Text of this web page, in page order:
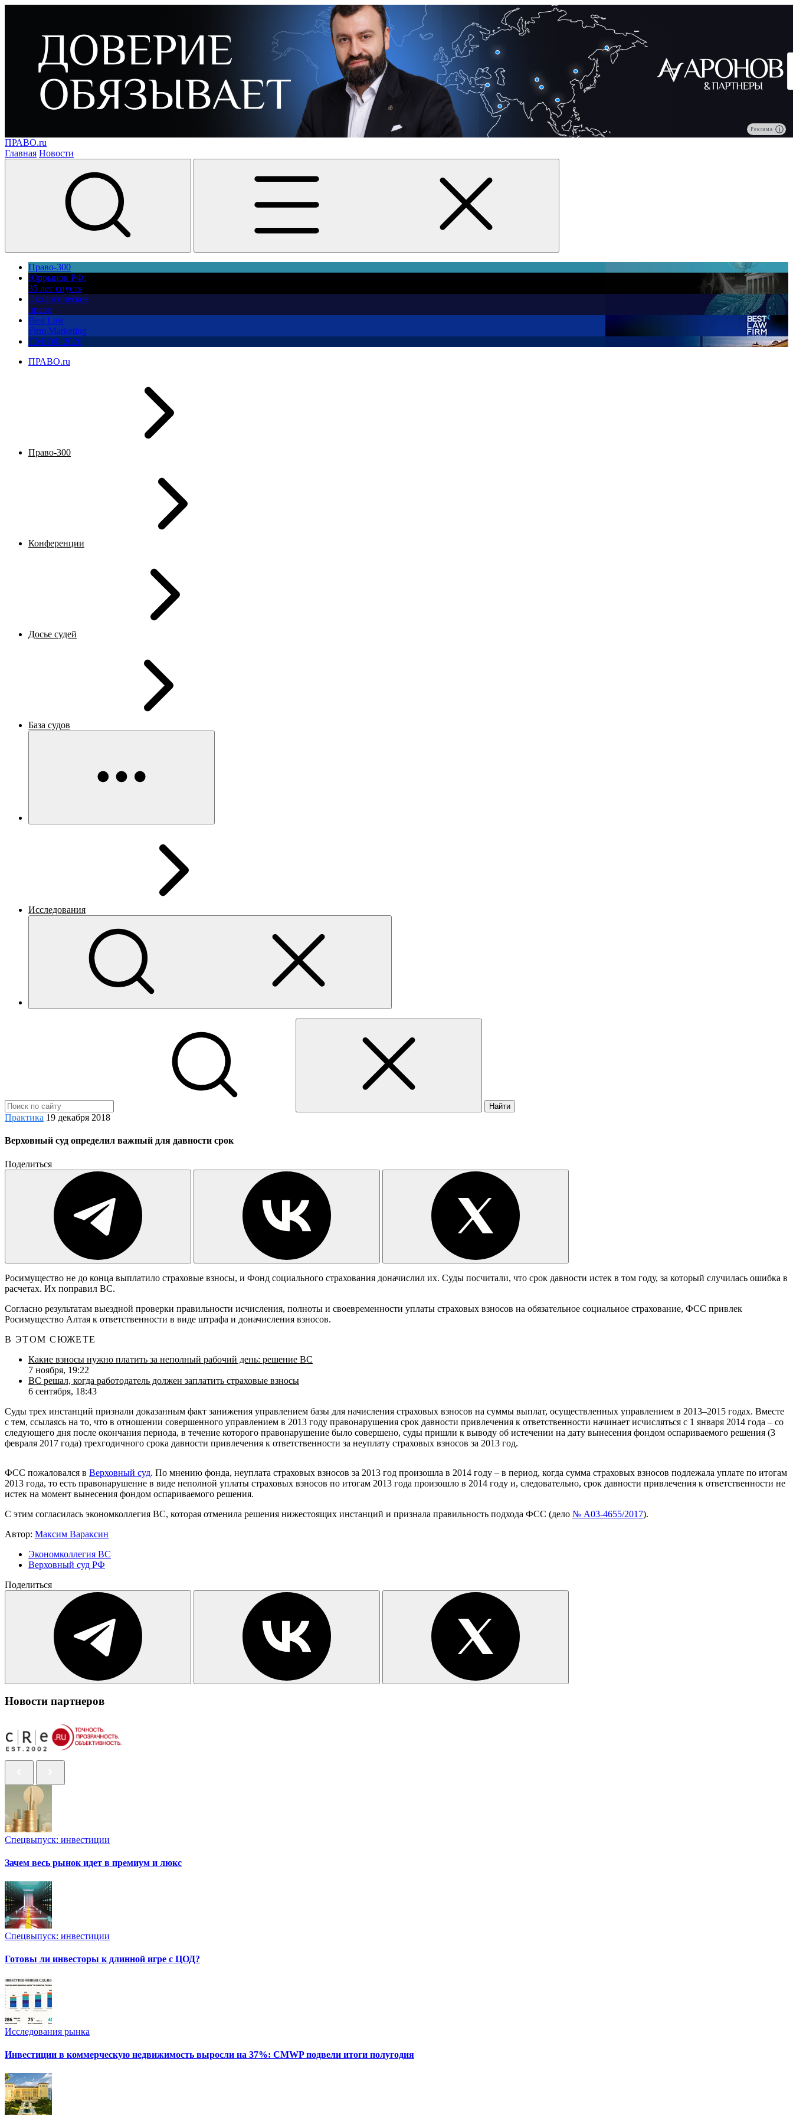
Реклама
ПРАВО.ru
Главная Новости
Право-300
Юррынок РФ:
35 лет спустя
Экологическое
право
Best Law
Firm Marketing
ПМЮФ 2026
ПРАВО.ru
Право-300
Конференции
Досье судей
База судов
Исследования
Найти
Практика 19 декабря 2018
Верховный суд определил важный для давности срок
Поделиться
Росимущество не до конца выплатило страховые взносы, и Фонд социального страхования доначислил их. Суды посчитали, что срок давности истек в том году, за который случилась ошибка в
расчетах. Их поправил ВС.
Согласно результатам выездной проверки правильности исчисления, полноты и своевременности уплаты страховых взносов на обязательное социальное страхование, ФСС привлек
Росимущество Алтая к ответственности в виде штрафа и доначисления взносов.
В ЭТОМ СЮЖЕТЕ
Какие взносы нужно платить за неполный рабочий день: решение ВС
7 ноября, 19:22
ВС решал, когда работодатель должен заплатить страховые взносы
6 сентября, 18:43
Суды трех инстанций признали доказанным факт занижения управлением базы для начисления страховых взносов на суммы выплат, осуществленных управлением в 2013–2015 годах. Вместе
с тем, ссылаясь на то, что в отношении совершенного управлением в 2013 году правонарушения срок давности привлечения к ответственности начинает исчисляться с 1 января 2014 года – со
следующего дня после окончания периода, в течение которого правонарушение было совершено, суды пришли к выводу об истечении на дату вынесения фондом оспариваемого решения (3
февраля 2017 года) трехгодичного срока давности привлечения к ответственности за неуплату страховых взносов за 2013 год.
ФСС пожаловался в Верховный суд. По мнению фонда, неуплата страховых взносов за 2013 год произошла в 2014 году – в период, когда сумма страховых взносов подлежала уплате по итогам
2013 года, то есть правонарушение в виде неполной уплаты страховых взносов по итогам 2013 года произошло в 2014 году и, следовательно, срок давности привлечения к ответственности не
истек на момент вынесения фондом оспариваемого решения.
С этим согласилась экономколлегия ВС, которая отменила решения нижестоящих инстанций и признала правильность подхода ФСС (дело № А03-4655/2017).
Автор: Максим Вараксин
Экономколлегия ВС
Верховный суд РФ
Поделиться
Новости партнеров
Спецвыпуск: инвестиции
Зачем весь рынок идет в премиум и люкс
Спецвыпуск: инвестиции
Готовы ли инвесторы к длинной игре с ЦОД?
Исследования рынка
Инвестиции в коммерческую недвижимость выросли на 37%: CMWP подвели итоги полугодия